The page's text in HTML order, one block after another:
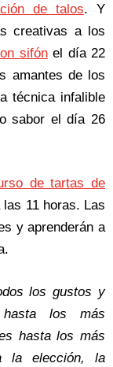
de talos. Y
creativas a los
sifónel día 22
amantes de los
técnica infalible
sabor el día 26
de tartas de
11 horas. Las
y aprenderán a
los gustos y
los más
hasta los más
la elección, la